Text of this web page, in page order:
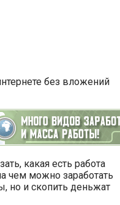
какая есть работа
чем можно заработать
но и скопить деньжат